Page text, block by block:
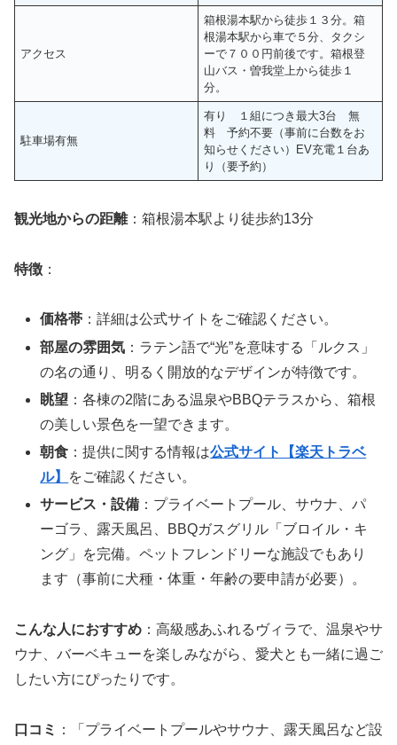
アクセス
箱根湯本駅から徒歩１３分。箱
根湯本駅から車で５分、タクシ
ーで７００円前後です。箱根登
山バス・曽我堂上から徒歩１
分。
駐車場有無
有り １組につき最大3台 無
料 予約不要（事前に台数をお
知らせください）EV充電１台あ
り（要予約）
観光地からの距離：箱根湯本駅より徒歩約13分
特徴 ：
価格帯 ：詳細は公式サイトをご確認ください。
部屋の雰囲気 ：ラテン語で“光”を意味する「ルクス」
の名の通り、明るく開放的なデザインが特徴です。
眺望 ：各棟の2階にある温泉やBBQテラスから、箱根
の美しい景色を一望できます。
朝食 ：提供に関する情報は公式サイト【楽天トラベ
ル】
をご確認ください。
サービス・設備 ：プライベートプール、サウナ、パ
ーゴラ、露天風呂、BBQガスグリル「ブロイル・キ
ング」を完備。ペットフレンドリーな施設でもあり
ます（事前に犬種・体重・年齢の要申請が必要）。
こんな人におすすめ ：高級感あふれるヴィラで、温泉やサ
ウナ、バーベキューを楽しみながら、愛犬とも一緒に過ご
したい方にぴったりです。
口コミ
：「プライベートプールやサウナ、露天風呂など設